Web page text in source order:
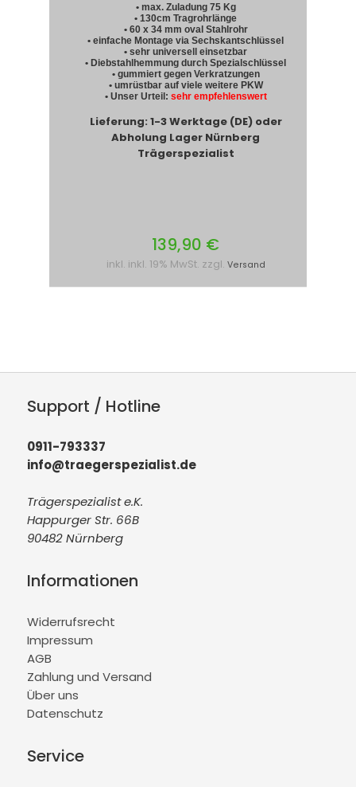
• max. Zuladung 75 Kg
• 130cm Tragrohrlänge
• 60 x 34 mm oval Stahlrohr
• einfache Montage via Sechskantschlüssel
• sehr universell einsetzbar
• Diebstahlhemmung durch Spezialschlüssel
• gummiert gegen Verkratzungen
• umrüstbar auf viele weitere PKW
• Unser Urteil: sehr empfehlenswert
Lieferung: 1-3 Werktage (DE) oder
Abholung Lager Nürnberg
Trägerspezialist
139,90 €
inkl. inkl. 19% MwSt. zzgl. Versand
Support / Hotline
0911-793337
info@traegerspezialist.de
Trägerspezialist e.K.
Happurger Str. 66B
90482 Nürnberg
Informationen
Widerrufsrecht
Impressum
AGB
Zahlung und Versand
Über uns
Datenschutz
Service